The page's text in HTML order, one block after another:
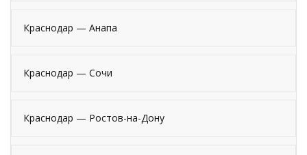
Краснодар — Анапа
Краснодар — Сочи
Краснодар — Ростов-на-Дону